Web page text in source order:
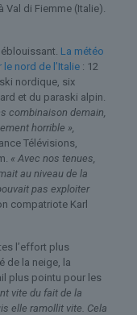
Val di Fiemme (Italie).
La météo
nord de l’Italie: 12
nordique, six
et du paraski alpin.
combinaison demain,
horrible »,
Télévisions,
« Avec nos tenues,
au niveau de la
pas exploiter
compatriote Karl
l’effort plus
de la neige, la
plus pointu pour les
vite du fait de la
elle ramollit vite. Cela